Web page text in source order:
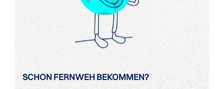
SCHON FERNWEH BEKOMMEN?